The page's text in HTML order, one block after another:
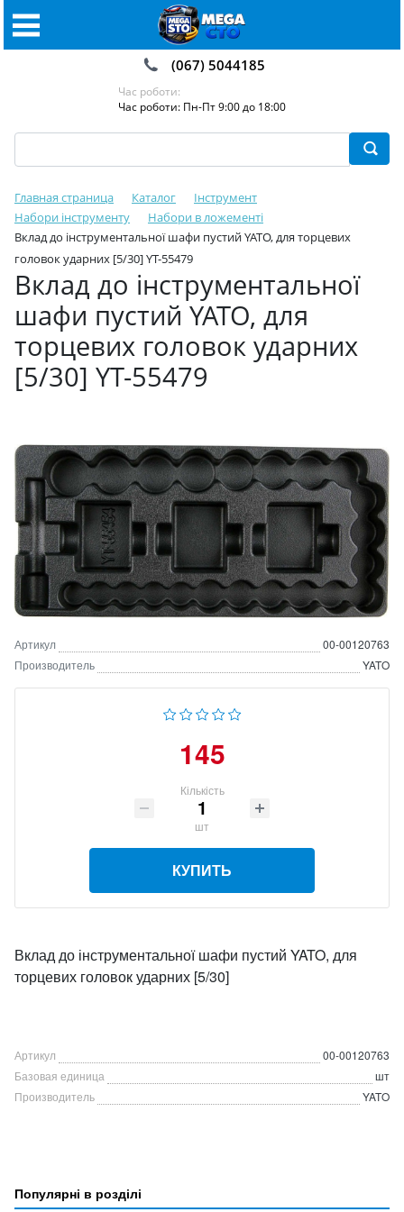
(067) 5044185
Час роботи:
Час роботи: Пн-Пт 9:00 до 18:00
Главная страница Каталог
Інструмент
Набори інструменту
Набори в ложементі
Вклад до інструментальної шафи пустий YATO, для торцевих
головок ударних [5/30] YT-55479
Вклад до інструментальної
шафи пустий YATO, для
торцевих головок ударних
[5/30] YT-55479
Артикул
00-00120763
Производитель
YATO
145
Кількість
шт
КУПИТЬ
Вклад до інструментальної шафи пустий YATO, для
торцевих головок ударних [5/30]
Артикул
00-00120763
Базовая единица
шт
Производитель
YATO
Популярні в розділі